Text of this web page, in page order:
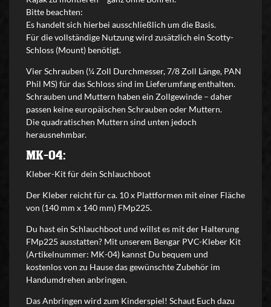
Bitte beachten:
Es handelt sich hierbei ausschließlich um die Basis.
Für die vollständige Nutzung wird zusätzlich ein Scotty-
Schloss (Mount) benötigt.
Vier Schrauben (¼ Zoll Durchmesser, 7/8 Zoll Länge, PAN
Phil MS) für das Schloss sind im Lieferumfang enthalten.
Schrauben und Muttern haben ein Zollgewinde – daher
passen keine europäischen Schrauben oder Muttern.
Die quadratischen Muttern sind unten jedoch
herausnehmbar.
MK-04:
Kleber-Kit für dein Schlauchboot
Der Kleber reicht für ca. 10 x Plattformen mit einer Fläche
von (140 mm x 140 mm) FMp225.
Du hast ein Schlauchboot und willst es mit der Halterung
FMp225 ausstatten? Mit unserem Bengar PVC-Kleber Kit
(Artikelnummer: MK-04) kannst Du bequem und
kostenlos von zu Hause das gewünschte Zubehör im
Handumdrehen anbringen.
Das Anbringen wird zum Kinderspiel! Schaut Euch dazu